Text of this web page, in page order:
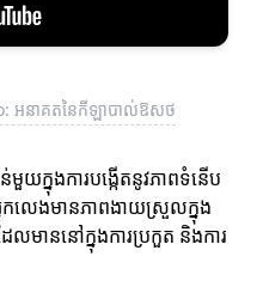
អនាគតនៃកីឡាបាល់ឱសថ
មួយក្នុងការបង្កើតនូវភាពទំនើប
កលេងមានភាពងាយស្រួលក្នុង
លមាននៅក្នុងការប្រកួត និងការ